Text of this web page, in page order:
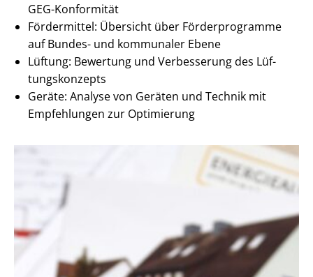
GEG-Konformität
Fördermittel: Übersicht über Förderprogramme
auf Bundes- und kommunaler Ebene
Lüftung: Bewertung und Verbesserung des Lüf­
tungs­kon­zepts
Geräte: Analyse von Geräten und Technik mit
Empfehlungen zur Optimierung